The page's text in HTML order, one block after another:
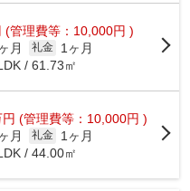
(管理費等：10,000円 )
月 礼金
1ヶ月
/ 61.73㎡
円 (管理費等：10,000円 )
月 礼金
1ヶ月
/ 44.00㎡